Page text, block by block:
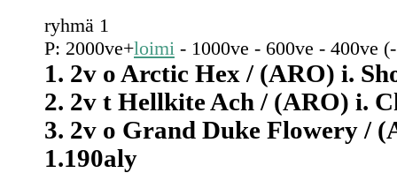
ryhmä 1
P: 2000ve+loimi - 1000ve - 600ve - 400ve
1. 2v o Arctic Hex / (ARO) i.
2. 2v t Hellkite Ach / (ARO) i.
3. 2v o Grand Duke Flowery /
1.190aly